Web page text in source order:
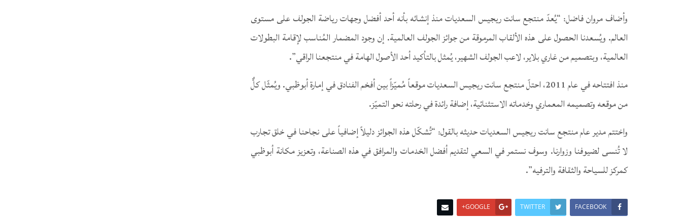
وأضاف مروان فاضل: “يُعدّ منتجع سانت ريجيس السعديات منذ إنشائه بأنه أحد أفضل وجهات رياضة الجولف على مستوى
العالم. ويُسعدنا الحصول على هذه الألقاب المرموقة من جوائز الجولف العالمية. إن وجود المضمار المُناسب لإقامة البطولات
العالمية، وبتصميم من غاري بلاير، لاعب الجولف الشهير، يُمثل بالتأكيد أحد الأصول الهامة في منتجعنا الراقي”.
منذ افتتاحه في عام 2011، احتلّ منتجع سانت ريجيس السعديات موقعاً مُميّزاً بين أفخم الفنادق في إمارة أبوظبي. ويُمثّل كلٌّ
من موقعه وتصميمه المعماري وخدماته الاستثنائية، إضافة رائدة في رحلته نحو التميّز.
واختتم مدير عام منتجع سانت ريجيس السعديات حديثه بالقول: “تُشكّل هذه الجوائز دليلاً إضافياً على نجاحنا في خلق تجارب
لا تُنسى لضيوفنا وزوارنا. وسوف نستمر في السعي لتقديم أفضل الخدمات والمرافق في هذه الصناعة، وتعزيز مكانة أبوظبي
كمركز للسياحة والثقافة والترفيه”.
FACEBOOK
TWITTER
GOOGLE+